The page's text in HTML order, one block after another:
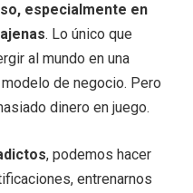
especialmente en
. Lo único que
al mundo en una
de negocio. Pero
dinero en juego.
, podemos hacer
entrenarnos